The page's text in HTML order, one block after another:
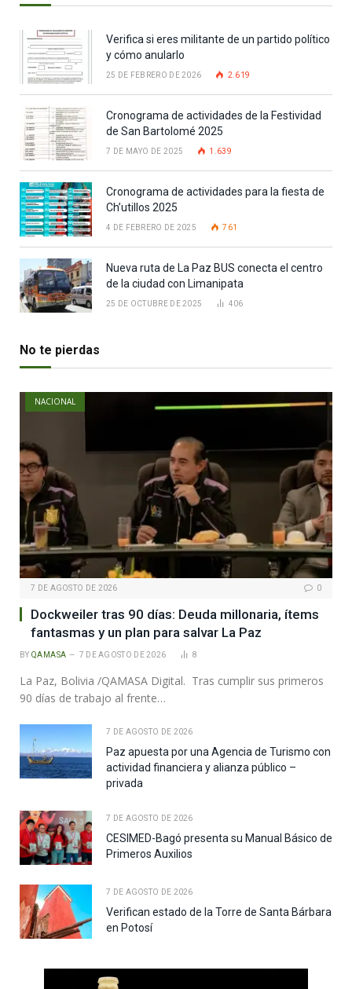
Verifica si eres militante de un partido político
y cómo anularlo
25 DE FEBRERO DE 2026 2.619
Cronograma de actividades de la Festividad
de San Bartolomé 2025
7 DE MAYO DE 2025 1.639
Cronograma de actividades para la fiesta de
Ch’utillos 2025
4 DE FEBRERO DE 2025 761
Nueva ruta de La Paz BUS conecta el centro
de la ciudad con Limanipata
25 DE OCTUBRE DE 2025 406
No te pierdas
NACIONAL
7 DE AGOSTO DE 2026 0
Dockweiler tras 90 días: Deuda millonaria, ítems
fantasmas y un plan para salvar La Paz
BY QAMASA 7 DE AGOSTO DE 2026 8
La Paz, Bolivia /QAMASA Digital. Tras cumplir sus primeros
90 días de trabajo al frente…
7 DE AGOSTO DE 2026
Paz apuesta por una Agencia de Turismo con
actividad financiera y alianza público –
privada
7 DE AGOSTO DE 2026
CESIMED-Bagó presenta su Manual Básico de
Primeros Auxilios
7 DE AGOSTO DE 2026
Verifican estado de la Torre de Santa Bárbara
en Potosí